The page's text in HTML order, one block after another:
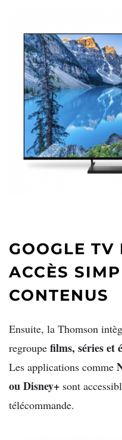
GOOGLE TV
ACCÈS
CONTENUS
Ensuite, la Thomson
regroupe films, séries et
Les applications comme
ou Disney+ sont
télécommande.